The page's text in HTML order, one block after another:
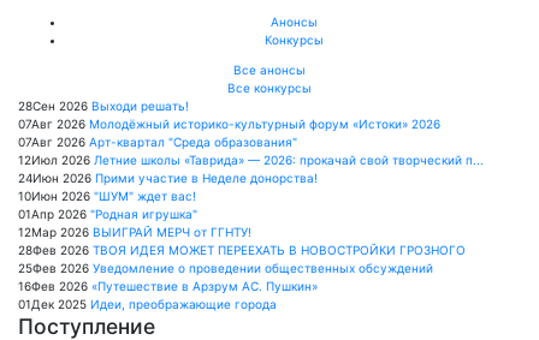
Анонсы
Конкурсы
Все анонсы
Все конкурсы
28Сен 2026 Выходи решать!
07Авг 2026 Молодёжный историко-культурный форум «Истоки» 2026
07Авг 2026 Арт-квартал "Среда образования"
12Июл 2026 Летние школы «Таврида» — 2026: прокачай свой творческий п...
24Июн 2026 Прими участие в Неделе донорства!
10Июн 2026 "ШУМ" ждет вас!
01Апр 2026 "Родная игрушка"
12Мар 2026 ВЫИГРАЙ МЕРЧ от ГГНТУ!
28Фев 2026 ТВОЯ ИДЕЯ МОЖЕТ ПЕРЕЕХАТЬ В НОВОСТРОЙКИ ГРОЗНОГО
25Фев 2026 Уведомление о проведении общественных обсуждений
16Фев 2026 «Путешествие в Арзрум АС. Пушкин»
01Дек 2025 Идеи, преображающие города
Поступление